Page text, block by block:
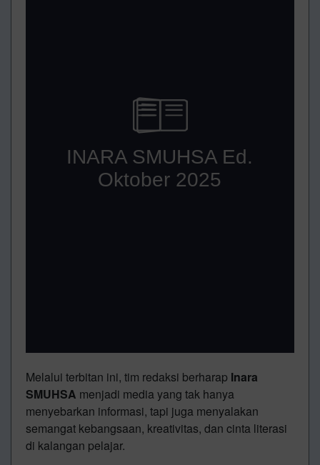
Melalui terbitan ini, tim redaksi berharap Inara
SMUHSA menjadi media yang tak hanya
menyebarkan informasi, tapi juga menyalakan
semangat kebangsaan, kreativitas, dan cinta literasi
di kalangan pelajar.